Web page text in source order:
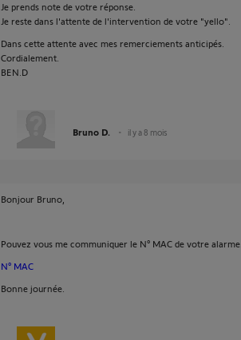
Je prends note de votre réponse.
Je reste dans l'attente de l'intervention de votre "yello".
Dans cette attente avec mes remerciements anticipés.
Cordialement.
BEN.D
Bruno D. il y a 8 mois
Bonjour Bruno,
Pouvez vous me communiquer le N° MAC de votre alarme.
N° MAC
Bonne journée.